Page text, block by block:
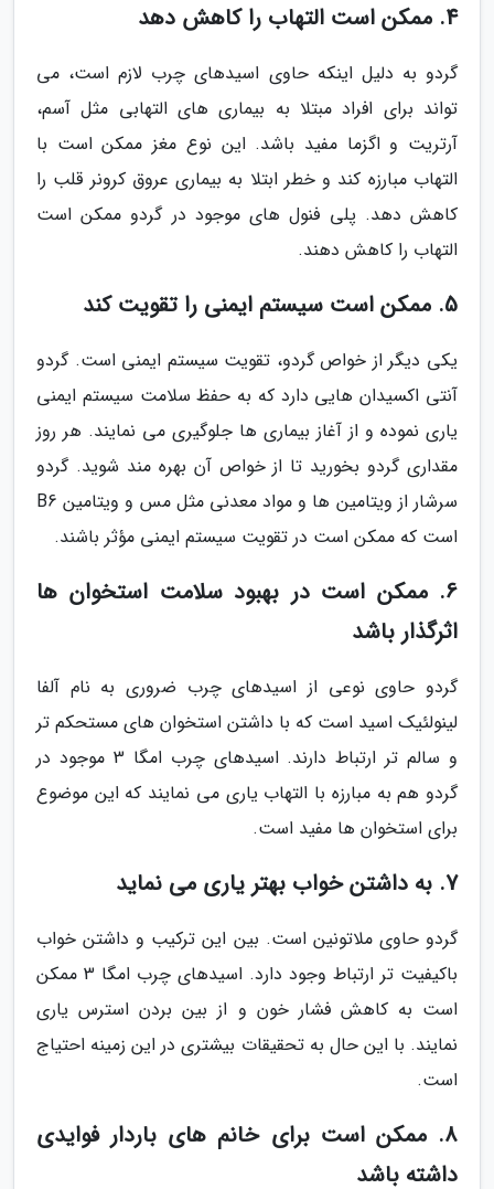
4. ممکن است التهاب را کاهش دهد
گردو به دلیل اینکه حاوی اسیدهای چرب لازم است، می
تواند برای افراد مبتلا به بیماری های التهابی مثل آسم،
آرتریت و اگزما مفید باشد. این نوع مغز ممکن است با
التهاب مبارزه کند و خطر ابتلا به بیماری عروق کرونر قلب را
کاهش دهد. پلی فنول های موجود در گردو ممکن است
التهاب را کاهش دهند.
5. ممکن است سیستم ایمنی را تقویت کند
یکی دیگر از خواص گردو، تقویت سیستم ایمنی است. گردو
آنتی اکسیدان هایی دارد که به حفظ سلامت سیستم ایمنی
یاری نموده و از آغاز بیماری ها جلوگیری می نمایند. هر روز
مقداری گردو بخورید تا از خواص آن بهره مند شوید. گردو
سرشار از ویتامین ها و مواد معدنی مثل مس و ویتامین B6
است که ممکن است در تقویت سیستم ایمنی مؤثر باشند.
6. ممکن است در بهبود سلامت استخوان ها
اثرگذار باشد
گردو حاوی نوعی از اسیدهای چرب ضروری به نام آلفا
لینولئیک اسید است که با داشتن استخوان های مستحکم تر
و سالم تر ارتباط دارند. اسیدهای چرب امگا 3 موجود در
گردو هم به مبارزه با التهاب یاری می نمایند که این موضوع
برای استخوان ها مفید است.
7. به داشتن خواب بهتر یاری می نماید
گردو حاوی ملاتونین است. بین این ترکیب و داشتن خواب
باکیفیت تر ارتباط وجود دارد. اسیدهای چرب امگا 3 ممکن
است به کاهش فشار خون و از بین بردن استرس یاری
نمایند. با این حال به تحقیقات بیشتری در این زمینه احتیاج
است.
8. ممکن است برای خانم های باردار فوایدی
داشته باشد